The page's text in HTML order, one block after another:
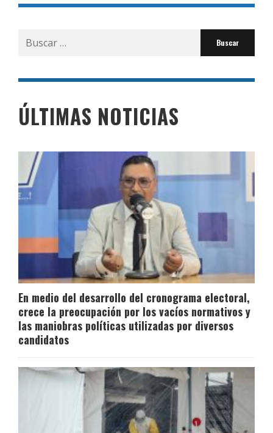
Buscar
por:
ÚLTIMAS NOTICIAS
En medio del desarrollo del cronograma electoral,
crece la preocupación por los vacíos normativos y
las maniobras políticas utilizadas por diversos
candidatos